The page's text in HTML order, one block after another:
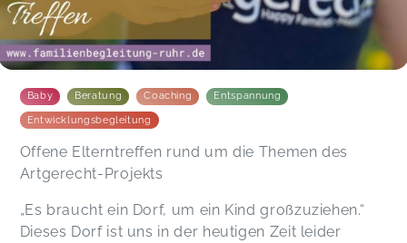
Baby Beratung Coaching Entspannung
Entwicklungsbegleitung
Offene Elterntreffen rund um die Themen des
Artgerecht-Projekts
„Es braucht ein Dorf, um ein Kind großzuziehen.“
Dieses Dorf ist uns in der heutigen Zeit leider